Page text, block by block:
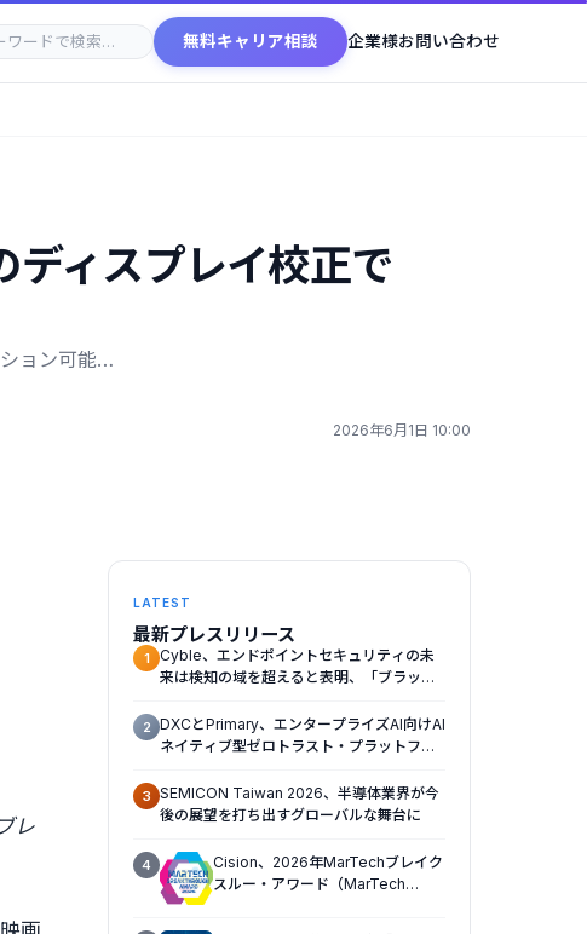
無料キャリア相談 企業様お問い合わせ
ィスプレイ校正で
ョン可能…
2026年6月1日 10:00
レ
LATEST
最新プレスリリース
1
Cyble、エンドポイントセキュリティの未
来は検知の域を超えると表明、「ブラック
2026）」で「Titan」の次なる進化形を発
表
2 DXCとPrimary、エンタープライズAI向けAI
ネイティブ型ゼロトラスト・プラットフォ
3 SEMICON Taiwan 2026、半導体業界が今
後の展望を打ち出すグローバルな舞台に
4
Cision、2026年MarTechブレイク
スルー・アワード（MarTech